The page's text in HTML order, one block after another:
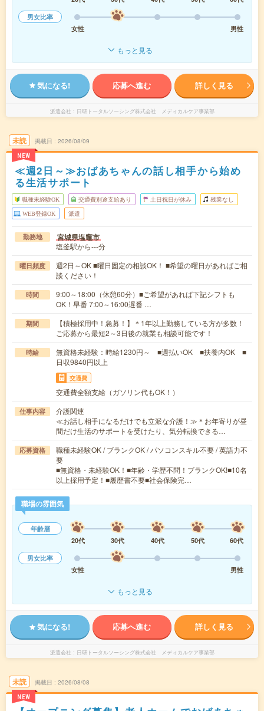
男女比率
女性
男性
もっと見る
気になる! 応募へ進む 詳しく見る
派遣会社 日研トータルソーシング株式会社 メディカルケア事業部
未読
NEW
掲載日 2026/08/09
≪週2日～≫おばあちゃんの話し相手から始め
る生活サポート
職種未経験OK 交通費別途支給あり 土日祝日が休み 残業なし
WEB登録OK 派遣
勤務地 宮城県塩竈市
塩釜駅から---分
曜日頻度
週2日～OK ■曜日固定の相談OK！ ■希望の曜日があればご相
談ください！
時間
9:00～18:00（休憩60分）■ご希望があれば下記シフトも
OK！早番 7:00～16:00遅番 …
期間
【積極採用中！急募！】＊1年以上勤務している方が多数！
ご応募から最短2～3日後の就業も相談可能です！
時給
無資格未経験：時給1230円～ ■週払いOK ■扶養内OK ■
日収9840円以上
交通費
交通費全額支給（ガソリン代もOK！）
仕事内容
介護関連
≪お話し相手になるだけでも立派な介護！≫＊お年寄りが昼
間だけ生活のサポートを受けたり、気分転換できる…
応募資格
職種未経験OK / ブランクOK / パソコンスキル不要 / 英語力不
要
■無資格・未経験OK！■年齢・学歴不問！ブランクOK!■10名
以上採用予定！■履歴書不要■社会保険完…
職場の雰囲気
年齢層
20代
30代 40代 50代
60代
男女比率
女性
男性
もっと見る
気になる! 応募へ進む 詳しく見る
派遣会社 日研トータルソーシング株式会社 メディカルケア事業部
未読
NEW
掲載日 2026/08/08